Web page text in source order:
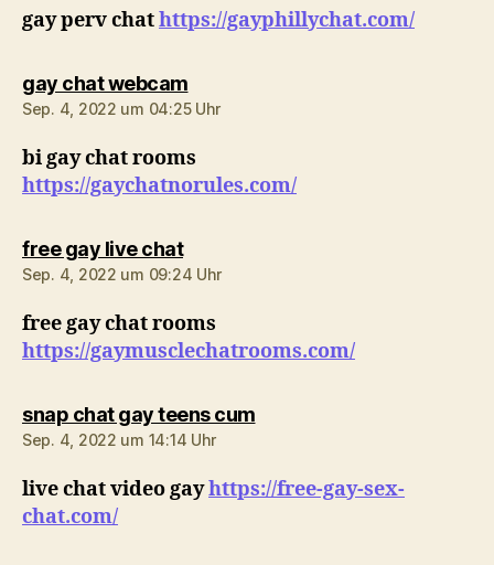
gay perv chathttps://gayphillychat.com/
gay chat webcamsagt:
Sep. 4, 2022 um 04:25 Uhr
bi gay chat rooms
https://gaychatnorules.com/
free gay live chatsagt:
Sep. 4, 2022 um 09:24 Uhr
free gay chat rooms
https://gaymusclechatrooms.com/
snap chat gay teens cumsagt:
Sep. 4, 2022 um 14:14 Uhr
live chat video gayhttps://free-gay-sex-
chat.com/